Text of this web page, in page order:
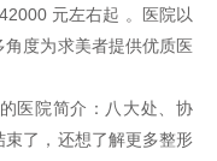
元左右起 。医院以
度为求美者提供优质医
医院简介：八大处、协
束了，还想了解更多整形